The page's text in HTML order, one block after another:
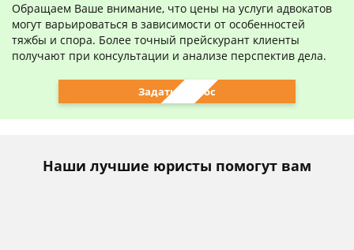
Обращаем Ваше внимание, что цены на услуги адвокатов
могут варьироваться в зависимости от особенностей
тяжбы и спора. Более точный прейскурант клиенты
получают при консультации и анализе перспектив дела.
Задать вопрос
Наши лучшие юристы помогут вам